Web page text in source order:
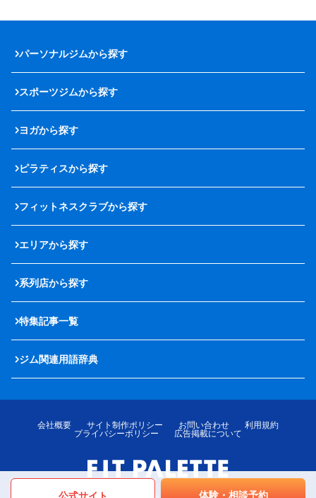
公式サイト 体験・相談予約
パーソナルジムから探す
スポーツジムから探す
ヨガから探す
ピラティスから探す
フィットネスクラブから探す
エリアから探す
系列店から探す
特集記事一覧
ジム関連用語辞典
会社概要 サイト制作ポリシー お問い合わせ
利用規約
プライバシーポリシー
広告掲載について